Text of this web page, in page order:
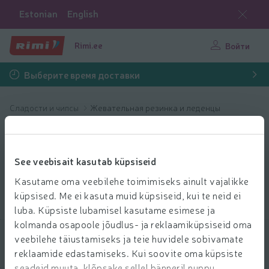
See veebisait kasutab küpsiseid
Kasutame oma veebilehe toimimiseks ainult vajalikke
küpsised. Me ei kasuta muid küpsiseid, kui te neid ei
luba. Küpsiste lubamisel kasutame esimese ja
kolmanda osapoole jõudlus- ja reklaamiküpsiseid oma
veebilehe täiustamiseks ja teie huvidele sobivamate
reklaamide edastamiseks. Kui soovite oma küpsiste
Estonian English
Rimi.ee Войти
Выберите время доставки
Сладости и чипсы Жевательная резинка и леденцы
Жевательная
резинка и
леденцы
Выбрать продукты